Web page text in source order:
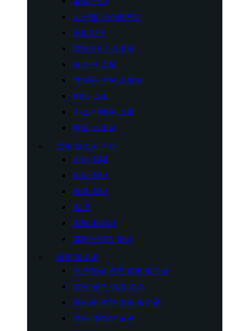
시스템 가스레인지
조리기구
캠핑 버너 스토브
프로판 그릴
휴대용 부탄 스토브
BBQ 그릴
가스 바베큐 그릴
텐트 스토브
캠핑 슬리핑 기어
간이 침대
미라 침낭
봉투 침낭
짚 요
침낭 라이너
휴머노이드 침낭
캠핑 필수품
보관함을 위한 캠핑 필수품
캠핑 필수 야외 왜건
쿨러를 위한 캠핑 필수품
캠핑 쇄빙선 도구